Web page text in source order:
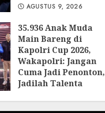
AGUSTUS 9, 2026
35.936 Anak Muda
Main Bareng di
Kapolri Cup 2026,
Wakapolri: Jangan
Cuma Jadi Penonton,
Jadilah Talenta